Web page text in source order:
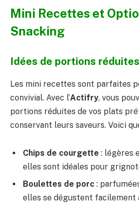
Mini Recettes et
Snacking
Idées de portions
Les mini recettes sont parfaites
convivial. Avec l’Actifry, vous
portions réduites de vos plats
conservant leurs saveurs. Voici
Chips de courgette : légères
elles sont idéales pour
Boulettes de porc :
elles se dégustent facilement